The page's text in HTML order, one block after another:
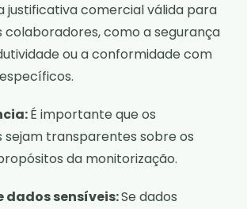
justificativa comercial válida para
colaboradores, como a segurança
ou a conformidade com
É importante que os
transparentes sobre os
da monitorização.
dados sensíveis:Se dados